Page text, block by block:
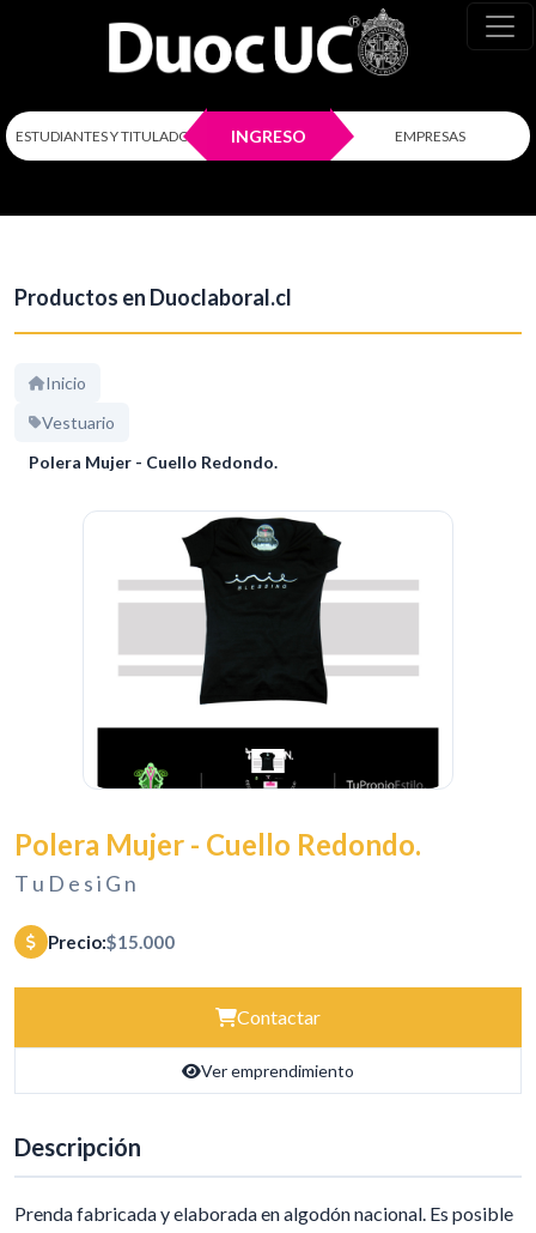
ESTUDIANTES Y TITULADOS INGRESO EMPRESAS
Productos en Duoclaboral.cl
Inicio
Vestuario
Polera Mujer - Cuello Redondo.
Polera Mujer - Cuello Redondo.
T u D e s i G n
Precio:$15.000
Contactar
Ver emprendimiento
Descripción
Prenda fabricada y elaborada en algodón nacional. Es posible